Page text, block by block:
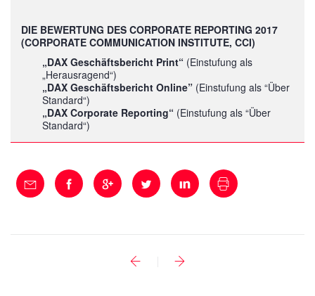
DIE BEWERTUNG DES CORPORATE REPORTING 2017
(CORPORATE COMMUNICATION INSTITUTE, CCI)
„DAX Geschäftsbericht Print“ (Einstufung als
„Herausragend“)
„DAX Geschäftsbericht Online” (Einstufung als “Über
Standard“)
„DAX Corporate Reporting“ (Einstufung als “Über
Standard“)